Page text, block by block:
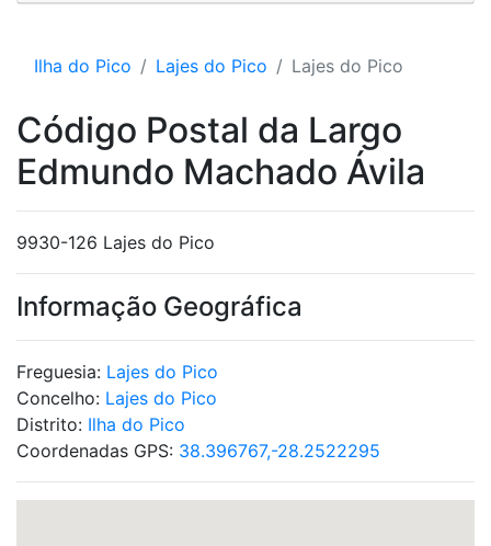
Ilha do Pico Lajes do Pico Lajes do Pico
Código Postal da Largo
Edmundo Machado Ávila
9930-126 Lajes do Pico
Informação Geográfica
Freguesia: Lajes do Pico
Concelho: Lajes do Pico
Distrito: Ilha do Pico
Coordenadas GPS: 38.396767,-28.2522295